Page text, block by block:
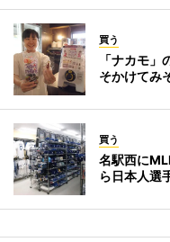
買う
「ナカモ
そかけてみ
買う
名駅西に
ら日本人選